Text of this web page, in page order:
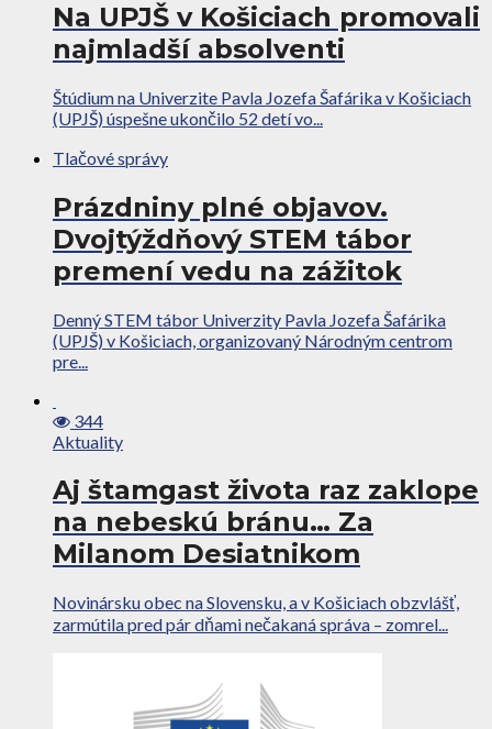
Na UPJŠ v Košiciach promovali
najmladší absolventi
Štúdium na Univerzite Pavla Jozefa Šafárika v Košiciach
(UPJŠ) úspešne ukončilo 52 detí vo...
Tlačové správy
Prázdniny plné objavov.
Dvojtýždňový STEM tábor
premení vedu na zážitok
Denný STEM tábor Univerzity Pavla Jozefa Šafárika
(UPJŠ) v Košiciach, organizovaný Národným centrom
pre...
344
Aktuality
Aj štamgast života raz zaklope
na nebeskú bránu… Za
Milanom Desiatnikom
Novinársku obec na Slovensku, a v Košiciach obzvlášť,
zarmútila pred pár dňami nečakaná správa – zomrel...